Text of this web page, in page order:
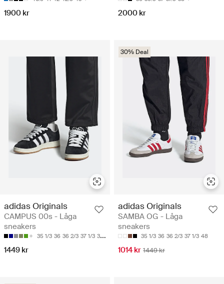
1900 kr 2000 kr
adidas Originals
CAMPUS 00s - Låga
sneakers
35 1/3 36 36 2/3 37 1/3 38
1449 kr
30% Deal
adidas Originals
SAMBA OG - Låga
sneakers
35 1/3 36 36 2/3 37 1/3 48
1014 kr 1449 kr